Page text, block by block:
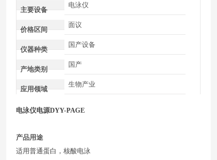
主要设备
电泳仪
价格区间
面议
仪器种类
国产设备
产地类别
国产
应用领域
生物产业
电泳仪电源DYY-PAGE
产品用途
适用普通蛋白，核酸电泳